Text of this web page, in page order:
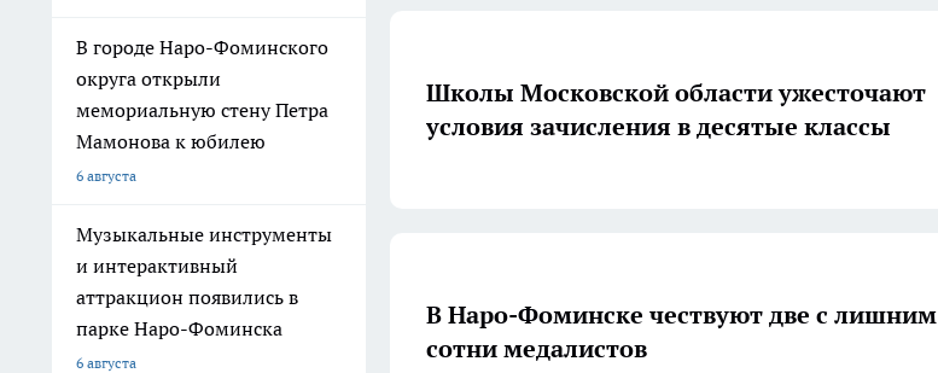
В городе Наро-Фоминского
округа открыли
мемориальную стену Петра
Мамонова к юбилею
6 августа
Музыкальные инструменты
и интерактивный
аттракцион появились в
парке Наро-Фоминска
6 августа
Школы Московской области ужесточают
условия зачисления в десятые классы
В Наро-Фоминске чествуют две с лишним
сотни медалистов